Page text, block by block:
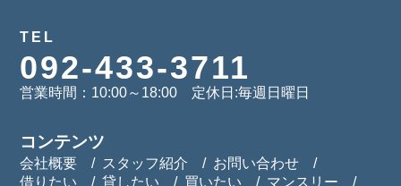
TEL
092-433-3711
営業時間：10:00～18:00 定休日:毎週日曜日
コンテンツ
会社概要 スタッフ紹介
お問い合わせ
借りたい
貸したい 買いたい マンスリー